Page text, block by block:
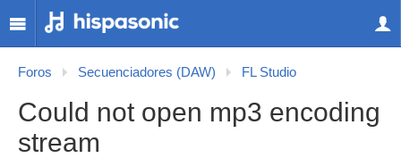
Foros Secuenciadores (DAW) FL Studio
Could not open mp3 encoding
stream